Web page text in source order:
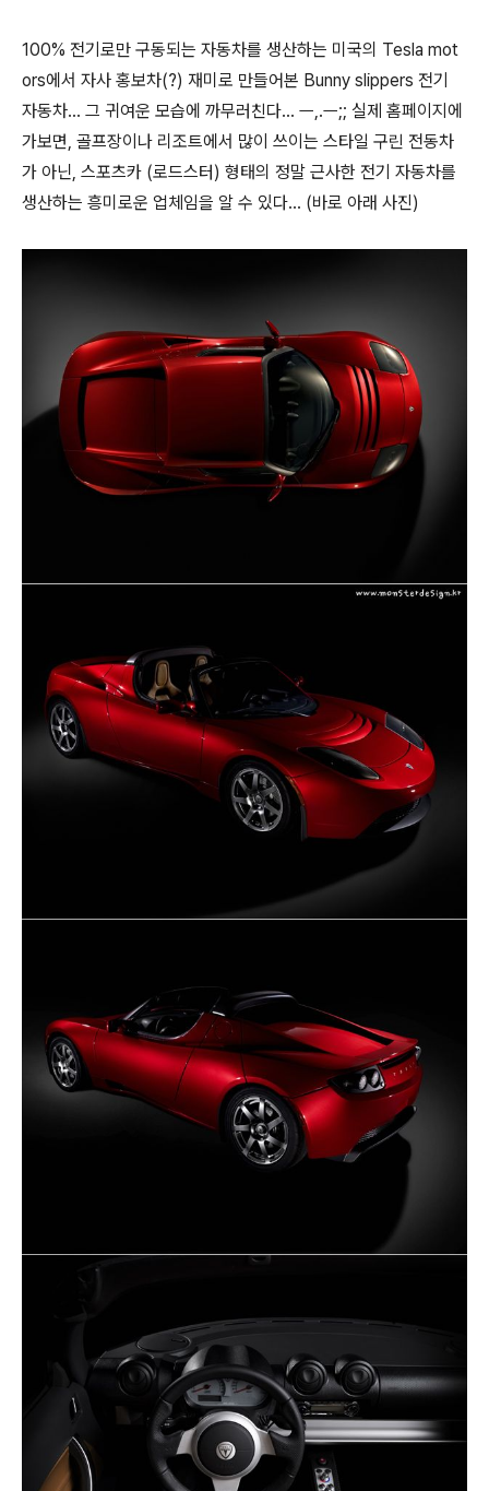
100% 전기로만 구동되는 자동차를 생산하는 미국의 Tesla mot
ors에서 자사 홍보차(?) 재미로 만들어본 Bunny slippers 전기
자동차... 그 귀여운 모습에 까무러친다... ㅡ,.ㅡ;; 실제 홈페이지에
가보면, 골프장이나 리조트에서 많이 쓰이는 스타일 구린 전동차
가 아닌, 스포츠카 (로드스터) 형태의 정말 근사한 전기 자동차를
생산하는 흥미로운 업체임을 알 수 있다... (바로 아래 사진)